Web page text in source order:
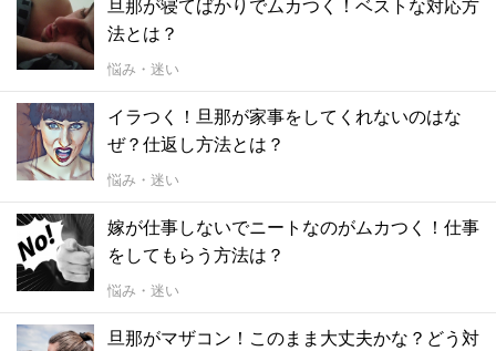
旦那が寝てばかりでムカつく！ベストな対応方
法とは？
悩み・迷い
イラつく！旦那が家事をしてくれないのはな
ぜ？仕返し方法とは？
悩み・迷い
嫁が仕事しないでニートなのがムカつく！仕事
をしてもらう方法は？
悩み・迷い
旦那がマザコン！このまま大丈夫かな？どう対